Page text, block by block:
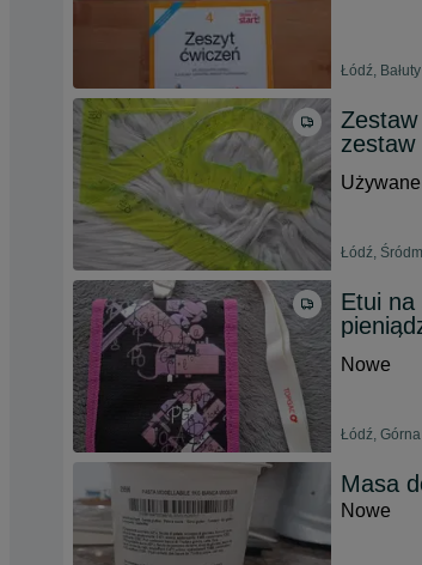
Łódź,
zestaw
Używane
Łódź,
Etui na
Nowe
Łódź,
Masa
Nowe